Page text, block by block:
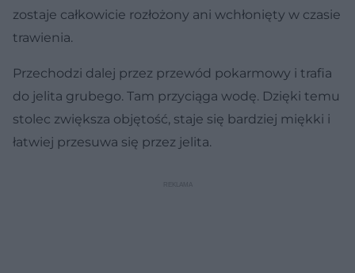
zostaje całkowicie rozłożony ani wchłonięty w czasie
trawienia.
Przechodzi dalej przez przewód pokarmowy i trafia
do jelita grubego. Tam przyciąga wodę. Dzięki temu
stolec zwiększa objętość, staje się bardziej miękki i
łatwiej przesuwa się przez jelita.